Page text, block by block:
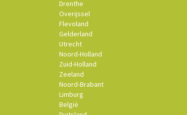
Drenthe
Overijssel
Flevoland
Gelderland
Utrecht
Noord-Holland
Zuid-Holland
Zeeland
Noord-Brabant
Limburg
België